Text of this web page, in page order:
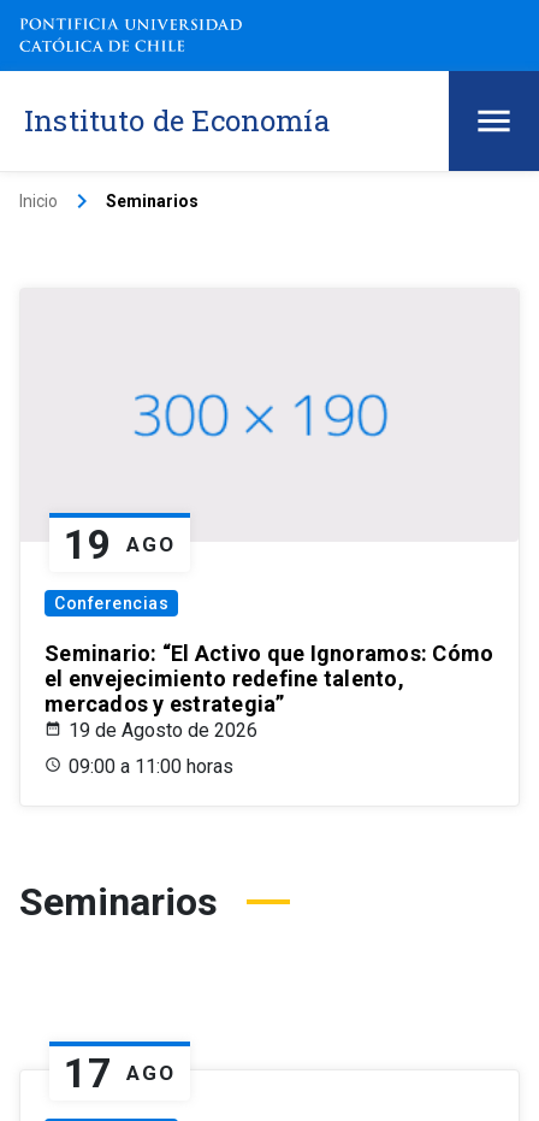
Instituto de Economía
Inicio keyboard_arrow_right Seminarios
19 AGO
Conferencias
Seminario: “El Activo que Ignoramos: Cómo
el envejecimiento redefine talento,
mercados y estrategia”
19 de Agosto de 2026
09:00 a 11:00 horas
Seminarios
17 AGO